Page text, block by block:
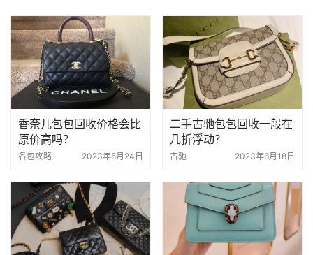
香奈儿包包回收价格会比
原价高吗？
名包攻略 2023年5月24日
二手古驰包包回收一般在
几折浮动？
古驰 2023年6月18日